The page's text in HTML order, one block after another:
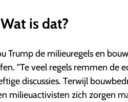
is dat?
Trump de milieuregels en
"Te veel regels remmen de
discussies. Terwijl
milieuactivisten zich zorgen